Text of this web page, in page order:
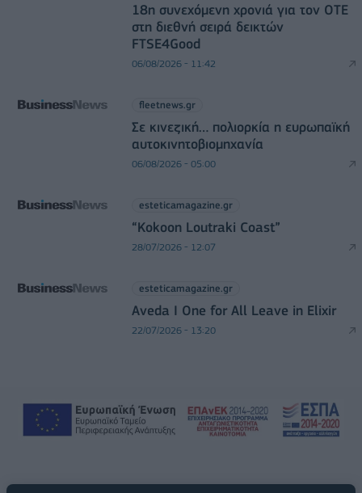
18η συνεχόμενη χρονιά για τον ΟΤΕ
στη διεθνή σειρά δεικτών
FTSE4Good
06/08/2026 - 11:42
fleetnews.gr
Σε κινεζική… πολιορκία η ευρωπαϊκή
αυτοκινητοβιομηχανία
06/08/2026 - 05:00
esteticamagazine.gr
“Kokoon Loutraki Coast”
28/07/2026 - 12:07
esteticamagazine.gr
Aveda I One for All Leave in Elixir
22/07/2026 - 13:20